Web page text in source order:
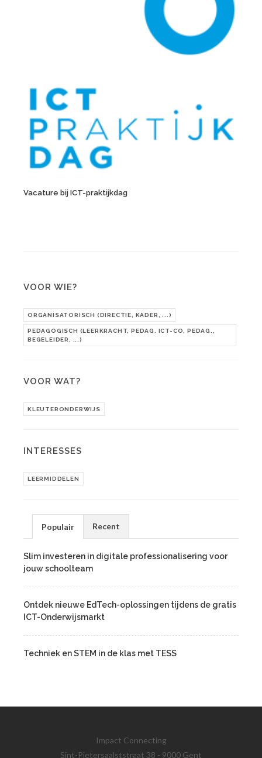
Vacature bij ICT-praktijkdag
VOOR WIE?
ORGANISATORISCH (DIRECTIE, KADER, ...)
PEDAGOGISCH (LEERKRACHT, PEDAG. ICT-CO, PEDAG.,
BEGELEIDER, ...)
VOOR WAT?
KLEUTERONDERWIJS
INTERESSES
LEERMIDDELEN
Populair Recent
Slim investeren in digitale professionalisering voor
jouw schoolteam
Ontdek nieuwe EdTech-oplossingen tijdens de gratis
ICT-Onderwijsmarkt
Techniek en STEM in de klas met TESS
Impact Connecting
Sint-Pietersaalststraat 38 - 9000 Gent